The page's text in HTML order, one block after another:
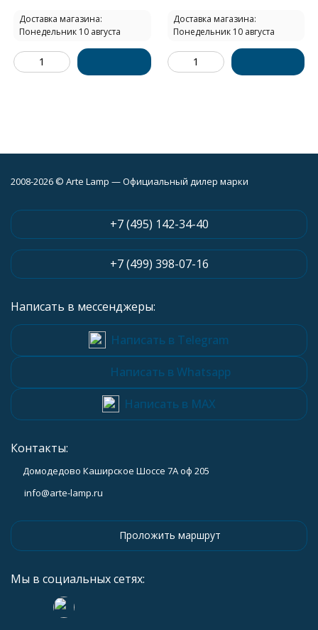
Доставка магазина:
Понедельник 10 августа
Доставка магазина:
Понедельник 10 августа
2008-2026 © Arte Lamp — Официальный дилер марки
+7 (495) 142-34-40
+7 (499) 398-07-16
Написать в мессенджеры:
Написать в Telegram
Написать в Whatsapp
Написать в MAX
Контакты:
Домодедово Каширское Шоссе 7А оф 205
info@arte-lamp.ru
Проложить маршрут
Мы в социальных сетях: